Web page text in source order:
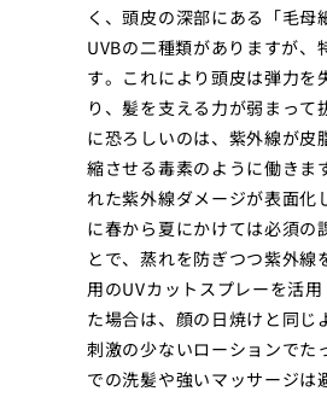
く、頭皮の深部にある「毛
UVBの二種類がありますが
す。これにより頭皮は弾力
り、髪を支える力が弱まっ
に恐ろしいのは、紫外線が
縮させる毒素のように働きま
れた紫外線ダメージが表面
に春から夏にかけては必須の
とで、蒸れを防ぎつつ紫外
用のUVカットスプレーを活
た場合は、顔の日焼けと同じ
刺激の少ないローションでた
での洗髪や強いマッサージ